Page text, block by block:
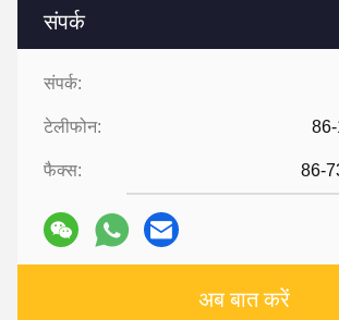
संपर्क
संपर्क:
टेलीफोन:
फैक्स: 86-
अब बात करें